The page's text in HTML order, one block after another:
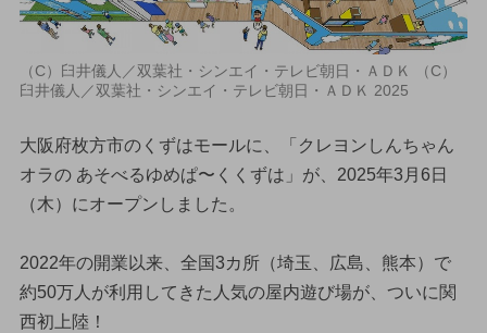
（C）臼井儀人／双葉社・シンエイ・テレビ朝日・ＡＤＫ （C）
臼井儀人／双葉社・シンエイ・テレビ朝日・ＡＤＫ 2025
大阪府枚方市のくずはモールに、「クレヨンしんちゃん
オラの あそべるゆめぱ〜くくずは」が、2025年3月6日
（木）にオープンしました。
2022年の開業以来、全国3カ所（埼玉、広島、熊本）で
約50万人が利用してきた人気の屋内遊び場が、ついに関
西初上陸！